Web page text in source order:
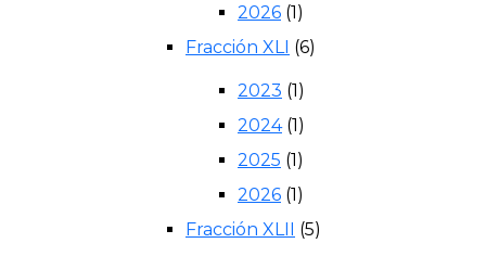
2026 (1)
Fracción XLI (6)
2023 (1)
2024(1)
2025 (1)
2026 (1)
Fracción XLII
(5)